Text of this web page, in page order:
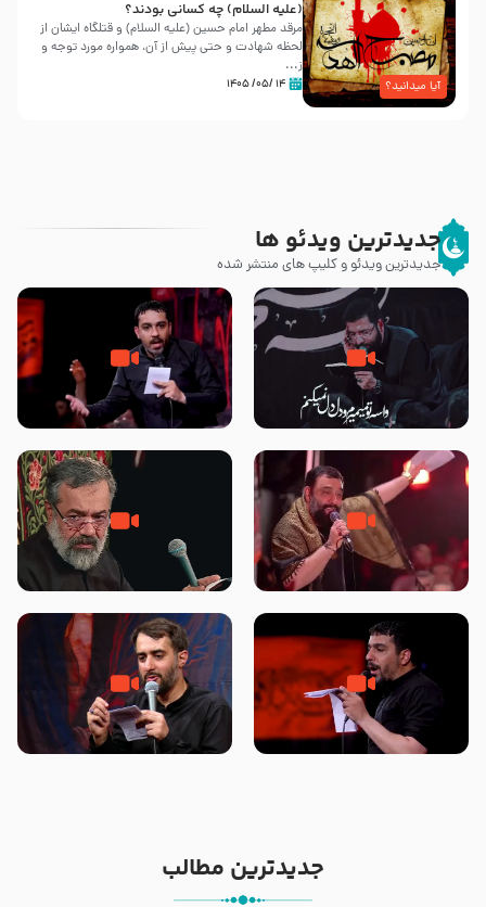
آیا میدانید؟
(علیه السلام) چه کسانی بودند؟
مرقد مطهر امام حسین (علیه السلام) و قتلگاه ایشان از
لحظه شهادت و حتی پیش از آن، همواره مورد توجه و
ز...
۱۴ /۰۵/ ۱۴۰۵
جدیدترین ویدئو ها
جدیدترین ویدئو و کلیپ های منتشر شده
مصداق کربلا – حاج حسین سیب
سرخی
شور ، حسینا! به‌ حق زهرا «أُنْظُرْ
إِلَینا» – عزاداری شب هفتم ماه
جانا جانا ابی عبدالله – کربلایی جواد
مقدم – شب هشتم محرم 1448 –
مادر منم مثل تو خمیدم – حاج
محمود کریمی – شهادت حضرت
هیئت رایة العباس علیه السلام
تک ، عبّاس، صاحب دل‌هاست –
حاج حنیف طاهری – عزاداری شب
من غلام نوکراتم من عاشق کربلاتم
– شور زمینه – شب هفتم – محرم
جدیدترین مطالب